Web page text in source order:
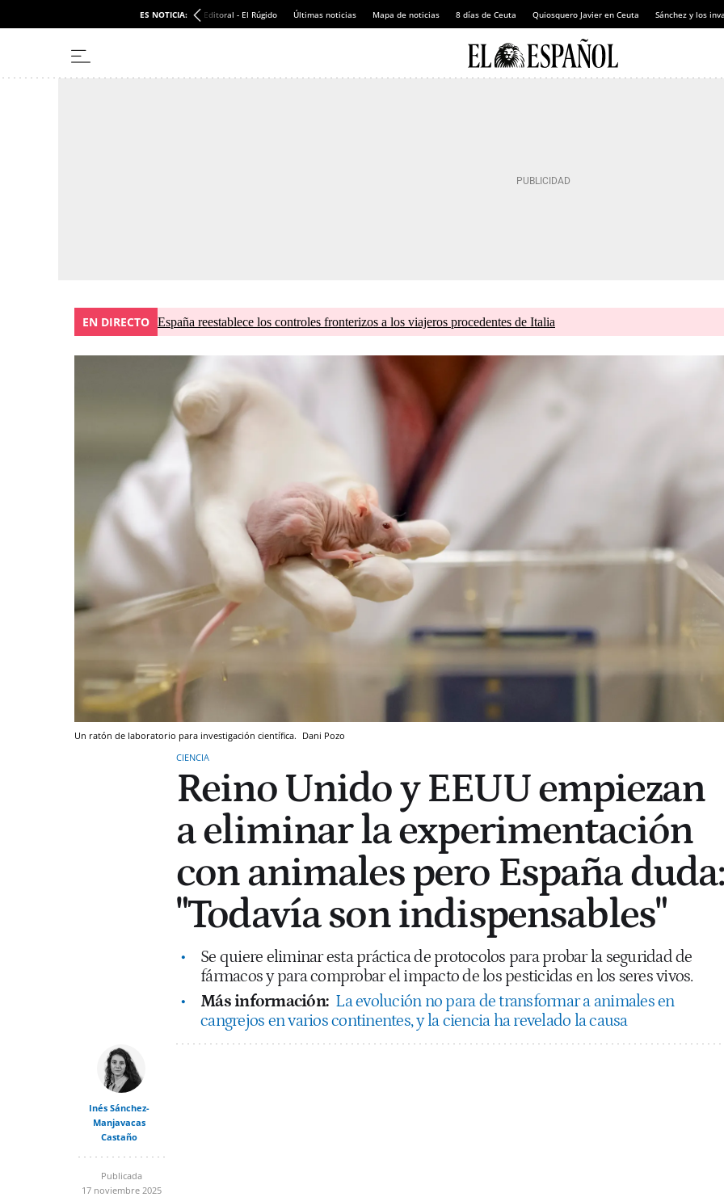
ES NOTICIA: Editoral - El Rúgido Últimas noticias Mapa de noticias 8 días de Ceuta Quiosquero Javier en Ceuta Sánchez y los
EN DIRECTO España reestablece los controles fronterizos a los viajeros procedentes de Italia
Un ratón de laboratorio para investigación científica. Dani Pozo
CIENCIA
Reino Unido y EEUU empiezan
a eliminar la experimentación
con animales pero España
"Todavía son indispensables"
Se quiere eliminar esta práctica de protocolos para probar la seguridad de
fármacos y para comprobar el impacto de los pesticidas en los seres vivos.
Más información: La evolución no para de transformar a animales en
cangrejos en varios continentes, y la ciencia ha revelado la causa
Inés Sánchez-
Manjavacas
Castaño
Publicada
17 noviembre 2025